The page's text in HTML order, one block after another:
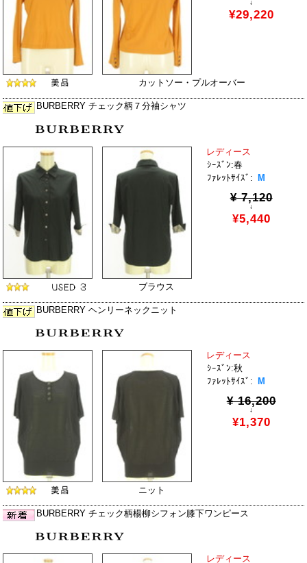
↓
¥29,220
カットソー・プルオーバー
BURBERRY チェック柄７分袖シャツ
レディース
ｼｰｽﾞﾝ:春
ﾌｧﾚｯﾄｻｲｽﾞ: M
¥ 7,120
↓
¥5,440
ブラウス
BURBERRY ヘンリーネックニット
レディース
ｼｰｽﾞﾝ:秋
ﾌｧﾚｯﾄｻｲｽﾞ:
M
¥ 16,200
↓
¥1,370
ニット
BURBERRY チェック柄楊柳シフォン膝下ワンピース
レディース